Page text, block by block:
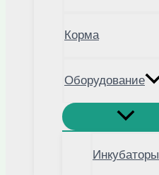
Корма
Оборудование
Инкубаторы